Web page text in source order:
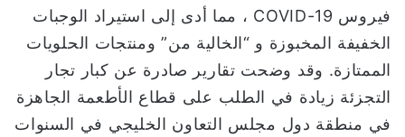
فيروس COVID-19 ، مما أدى إلى استيراد الوجبات
الخفيفة المخبوزة و “الخالية من” ومنتجات الحلويات
الممتازة. وقد وضحت تقارير صادرة عن كبار تجار
التجزئة زيادة في الطلب على قطاع الأطعمة الجاهزة
في منطقة دول مجلس التعاون الخليجي في السنوات